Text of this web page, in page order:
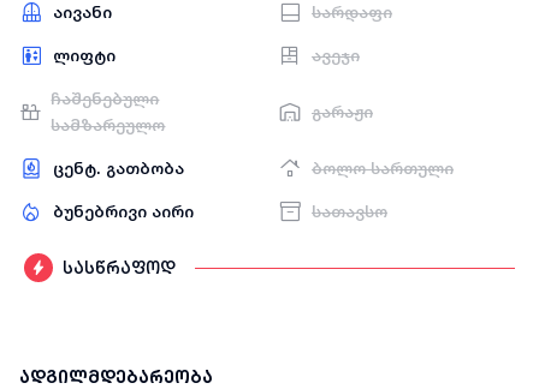
აივანი სარდაფი
ლიფტი ავეჯი
ჩაშენებული
სამზარეულო
გარაჟი
ცენტ. გათბობა ბოლო სართული
ბუნებრივი აირი სათავსო
სასწრაფოდ
ადგილმდებარეობა